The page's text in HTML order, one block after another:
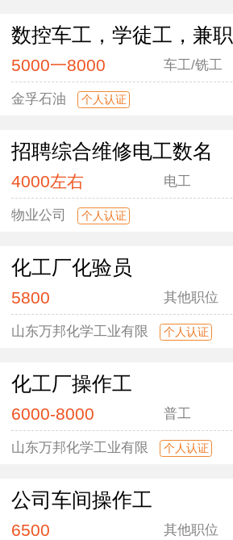
数控车工，学徒工，兼职
5000一8000 车工/铣工
金孚石油 个人认证
招聘综合维修电工数名
4000左右 电工
物业公司 个人认证
化工厂化验员
5800 其他职位
山东万邦化学工业有限 个人认证
化工厂操作工
6000-8000 普工
山东万邦化学工业有限 个人认证
公司车间操作工
6500 其他职位